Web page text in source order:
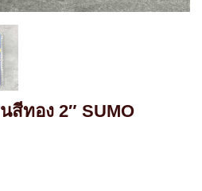
ทอง 2″ SUMO